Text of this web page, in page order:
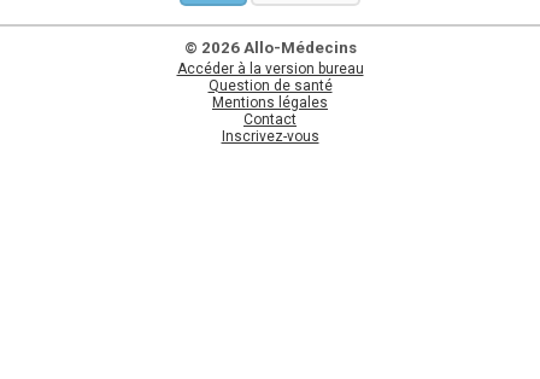
© 2026 Allo-Médecins
Accéder à la version bureau
Question de santé
Mentions légales
Contact
Inscrivez-vous